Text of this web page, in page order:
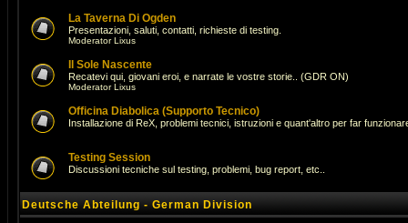
La Taverna Di Ogden
Presentazioni, saluti, contatti, richieste di testing.
ModeratorLixus
Il Sole Nascente
Recatevi qui, giovani eroi, e narrate le vostre storie.. (GDR ON)
ModeratorLixus
Officina Diabolica (Supporto Tecnico)
Installazione di ReX, problemi tecnici, istruzioni e quant'altro per far
Testing Session
Discussioni tecniche sul testing, problemi, bug report, etc..
Deutsche Abteilung - German Division